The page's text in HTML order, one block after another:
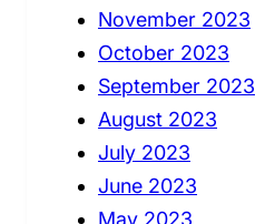
November 2023
October 2023
September 2023
August 2023
July 2023
June 2023
May 2023